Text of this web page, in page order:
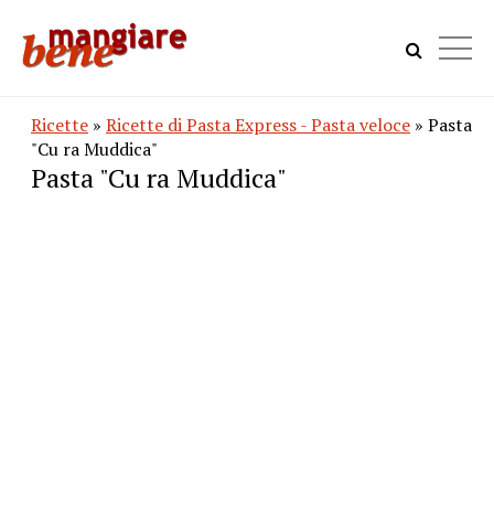
Ricette » Ricette di Pasta Express - Pasta veloce » Pasta
"Cu ra Muddica"
Pasta "Cu ra Muddica"